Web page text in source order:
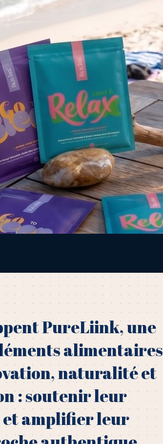
PureLiink, une
alimentaires
naturalité et
: soutenir leur
et amplifier leur